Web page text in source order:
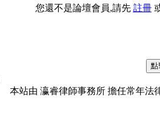
您還不是論壇會員,請先 註冊
本站由 瀛睿律師事務所 擔任常年法